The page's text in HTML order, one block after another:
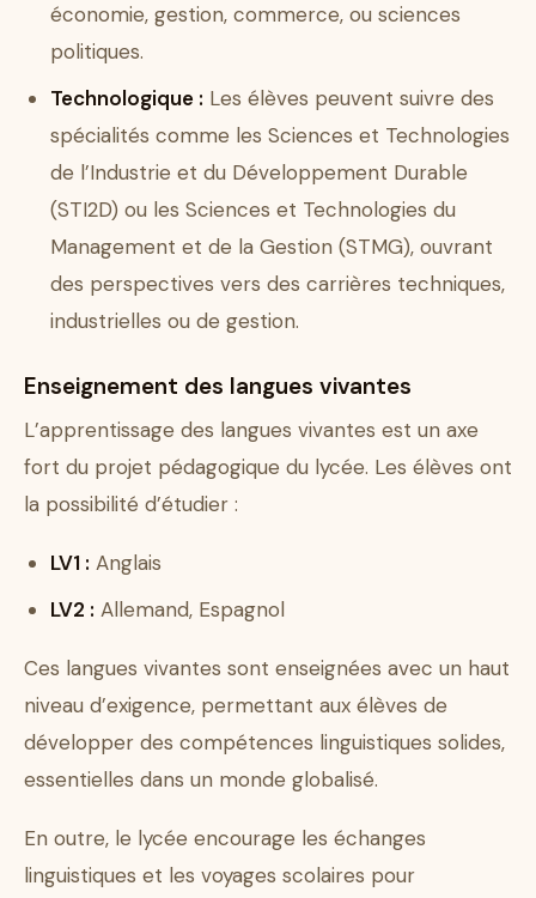
économie, gestion, commerce, ou sciences
politiques.
Technologique : Les élèves peuvent suivre des
spécialités comme les Sciences et Technologies
de l’Industrie et du Développement Durable
(STI2D) ou les Sciences et Technologies du
Management et de la Gestion (STMG), ouvrant
des perspectives vers des carrières techniques,
industrielles ou de gestion.
Enseignement des langues vivantes
L’apprentissage des langues vivantes est un axe
fort du projet pédagogique du lycée. Les élèves ont
la possibilité d’étudier :
LV1 : Anglais
LV2 : Allemand, Espagnol
Ces langues vivantes sont enseignées avec un haut
niveau d’exigence, permettant aux élèves de
développer des compétences linguistiques solides,
essentielles dans un monde globalisé.
En outre, le lycée encourage les échanges
linguistiques et les voyages scolaires pour